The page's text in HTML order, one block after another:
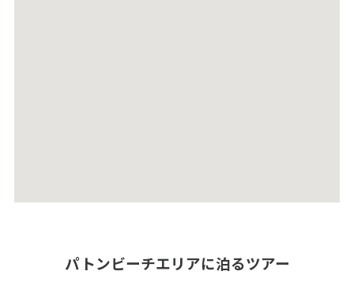
パトンビーチエリアに泊るツアー